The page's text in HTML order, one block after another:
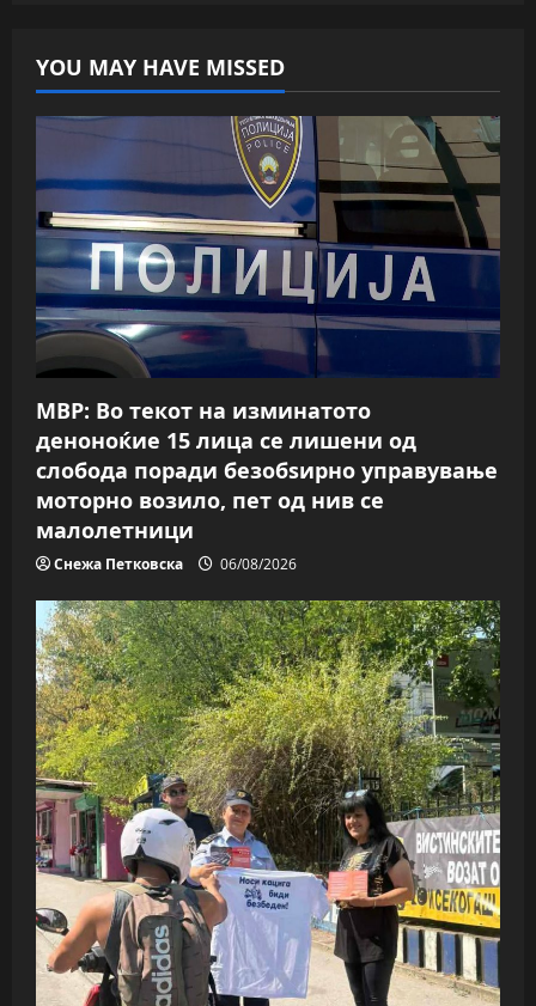
YOU MAY HAVE MISSED
МВР: Во текот на изминатото
деноноќие 15 лица се лишени од
слобода поради безобѕирно управување
моторно возило, пет од нив се
малолетници
Снежа Петковска 06/08/2026